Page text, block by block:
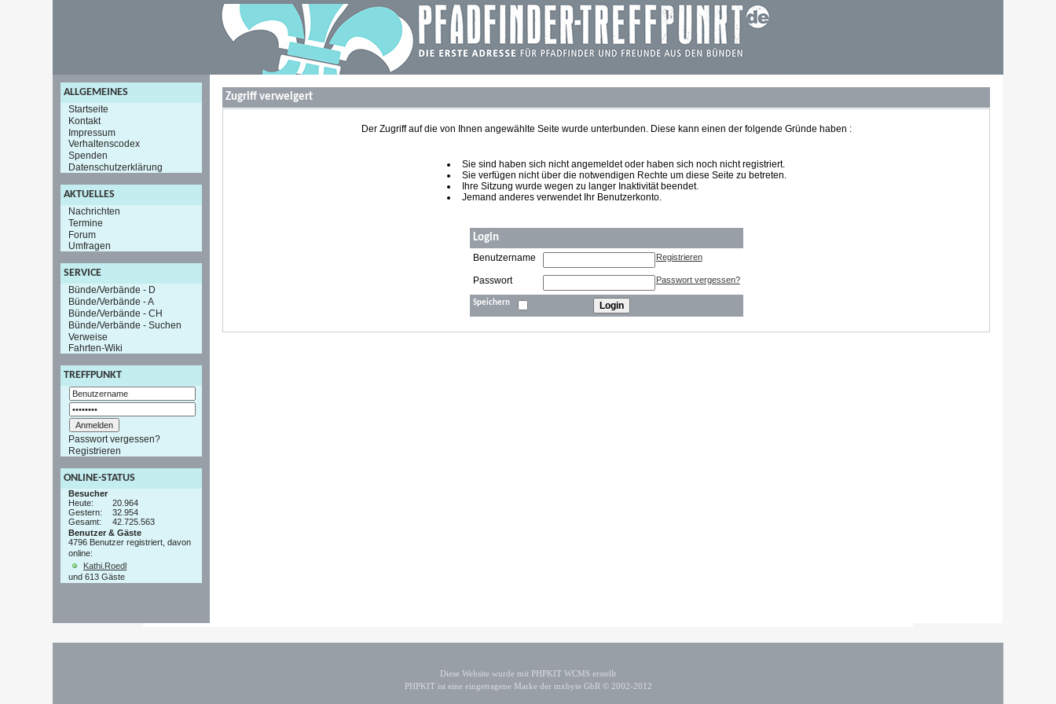
ALLGEMEINES
Startseite
Kontakt
Impressum
Verhaltenscodex
Spenden
Datenschutzerklärung
AKTUELLES
Nachrichten
Termine
Forum
Umfragen
SERVICE
Bünde/Verbände - D
Bünde/Verbände - A
Bünde/Verbände - CH
Bünde/Verbände - Suchen
Verweise
Fahrten-Wiki
TREFFPUNKT
Passwort vergessen?
Registrieren
ONLINE-STATUS
Besucher
Heute:
20.964
Gestern:
32.954
Gesamt:
42.725.563
Benutzer & Gäste
4796 Benutzer registriert, davon
online:
Kathi.Roedl
und 613 Gäste
Zugriff verweigert
Der Zugriff auf die von Ihnen angewählte Seite wurde unterbunden. Diese kann einen der folgende Gründe haben :
Sie sind haben sich nicht angemeldet oder haben sich noch nicht registriert.
Sie verfügen nicht über die notwendigen Rechte um diese Seite zu betreten.
Ihre Sitzung wurde wegen zu langer Inaktivität beendet.
Jemand anderes verwendet Ihr Benutzerkonto.
Login
Benutzername Registrieren
Passwort Passwort vergessen?
Speichern
Diese Website wurde mit PHPKIT WCMS erstellt
PHPKIT ist eine eingetragene Marke der mxbyte GbR © 2002-2012